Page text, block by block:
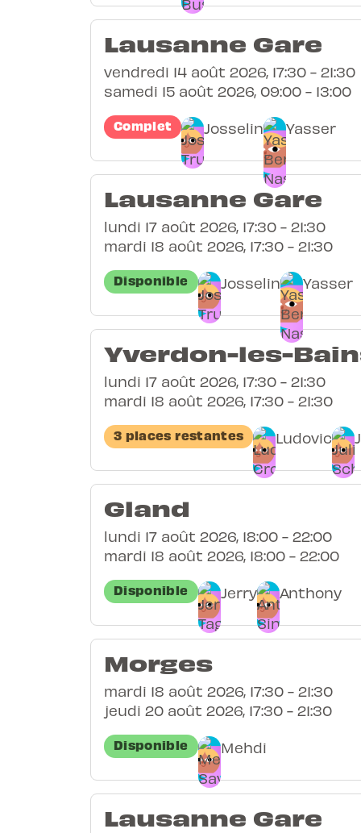
Lausanne Gare
vendredi 14 août 2026, 17:30 - 21:30
samedi 15 août 2026, 09:00 - 13:00
Complet Josselin Yasser
Lausanne Gare
lundi 17 août 2026, 17:30 - 21:30
mardi 18 août 2026, 17:30 - 21:30
Disponible Josselin Yasser
Yverdon-les-
lundi 17 août 2026, 17:30 - 21:30
mardi 18 août 2026, 17:30 - 21:30
3 places restantes Ludovic
Gland
lundi 17 août 2026, 18:00 - 22:00
mardi 18 août 2026, 18:00 - 22:00
Disponible Jerry Anthony
Morges
mardi 18 août 2026, 17:30 - 21:30
jeudi 20 août 2026, 17:30 - 21:30
Disponible Mehdi
Lausanne Gare